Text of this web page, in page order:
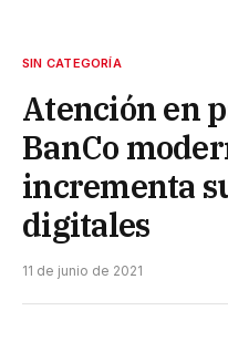
SIN CATEGORÍA
Atención en
BanCo
incrementa
digitales
11 de junio de 2021